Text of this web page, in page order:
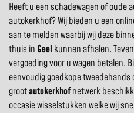
Heeft u een schadewagen of oude
autokerkhof? Wij bieden u een
aan te melden waarbij wij deze
thuis in Geel kunnen afhalen.
vergoeding voor u wagen betalen.
eenvoudig goedkope
grootautokerkhofnetwerk
occasie wisselstukken welke wij